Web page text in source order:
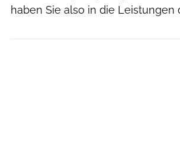
haben Sie also in die Leistungen